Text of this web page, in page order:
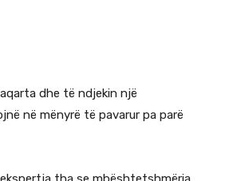
dhe të ndjekin një
në mënyrë të pavarur pa parë